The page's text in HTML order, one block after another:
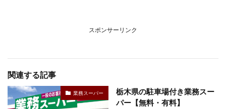
スポンサーリンク
関連する記事
業務スーパー
栃木県の駐車場付き業務スー
パー【無料・有料】